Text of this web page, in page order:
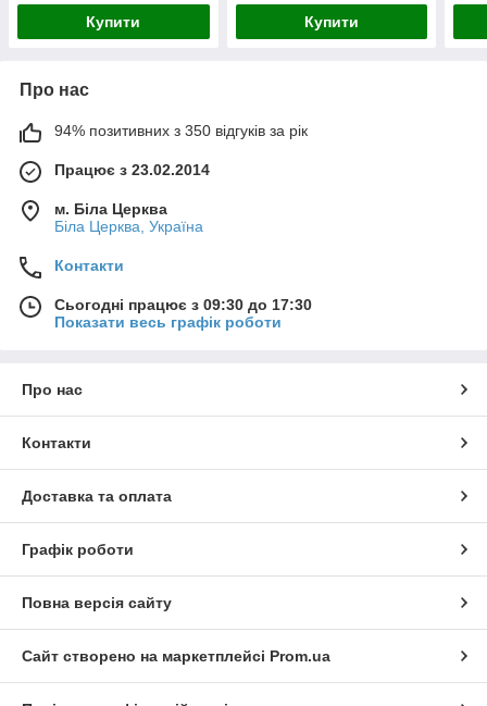
Купити Купити
Про нас
94% позитивних з 350 відгуків за рік
Працює з 23.02.2014
м. Біла Церква
Біла Церква, Україна
Контакти
Сьогодні працює з 09:30 до 17:30
Показати весь графік роботи
Про нас
Контакти
Доставка та оплата
Графік роботи
Повна версія сайту
Сайт створено на маркетплейсі Prom.ua